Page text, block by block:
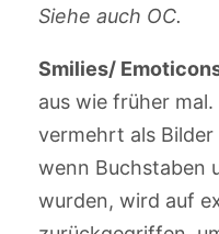
Siehe auch OC.
Smilies/
aus wie früher
vermehrt als
wenn Buchstaben
wurden, wird auf